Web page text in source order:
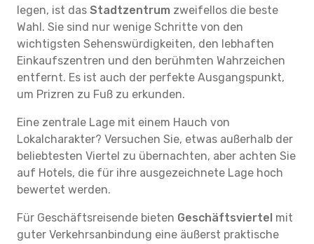
legen, ist das Stadtzentrum zweifellos die beste
Wahl. Sie sind nur wenige Schritte von den
wichtigsten Sehenswürdigkeiten, den lebhaften
Einkaufszentren und den berühmten Wahrzeichen
entfernt. Es ist auch der perfekte Ausgangspunkt,
um Prizren zu Fuß zu erkunden.
Eine zentrale Lage mit einem Hauch von
Lokalcharakter? Versuchen Sie, etwas außerhalb der
beliebtesten Viertel zu übernachten, aber achten Sie
auf Hotels, die für ihre ausgezeichnete Lage hoch
bewertet werden.
Für Geschäftsreisende bieten Geschäftsviertel mit
guter Verkehrsanbindung eine äußerst praktische